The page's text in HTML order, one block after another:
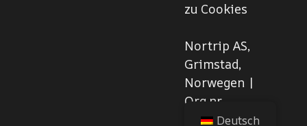
zu Cookies
Nortrip AS,
Grimstad,
Norwegen |
Org.nr.
927270102
Deutsch